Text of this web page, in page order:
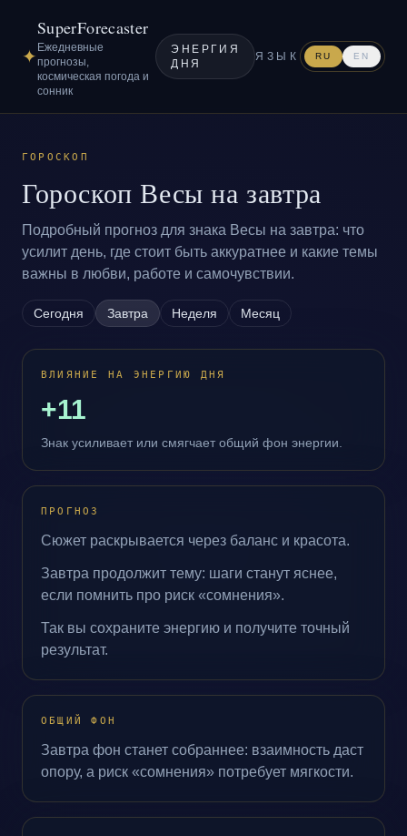
✦
SuperForecaster
Ежедневные
прогнозы,
космическая погода и
сонник
ЭНЕРГИЯ
ДНЯ
ЯЗЫК RU EN
ГОРОСКОП
Гороскоп Весы на завтра
Подробный прогноз для знака Весы на завтра: что
усилит день, где стоит быть аккуратнее и какие темы
важны в любви, работе и самочувствии.
Сегодня Завтра Неделя Месяц
ВЛИЯНИЕ НА ЭНЕРГИЮ ДНЯ
+11
Знак усиливает или смягчает общий фон энергии.
ПРОГНОЗ
Сюжет раскрывается через баланс и красота.
Завтра продолжит тему: шаги станут яснее,
если помнить про риск «сомнения».
Так вы сохраните энергию и получите точный
результат.
ОБЩИЙ ФОН
Завтра фон станет собраннее: взаимность даст
опору, а риск «сомнения» потребует мягкости.